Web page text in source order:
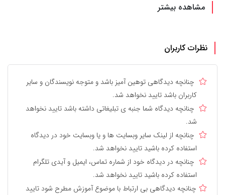
مشاهده بیشتر
نظرات کاربران
چنانچه دیدگاهی توهین آمیز باشد و متوجه نویسندگان و سایر
کاربران باشد تایید نخواهد شد.
چنانچه دیدگاه شما جنبه ی تبلیغاتی داشته باشد تایید نخواهد
شد.
چنانچه از لینک سایر وبسایت ها و یا وبسایت خود در دیدگاه
استفاده کرده باشید تایید نخواهد شد.
چنانچه در دیدگاه خود از شماره تماس، ایمیل و آیدی تلگرام
استفاده کرده باشید تایید نخواهد شد.
چنانچه دیدگاهی بی ارتباط با موضوع آموزش مطرح شود تایید